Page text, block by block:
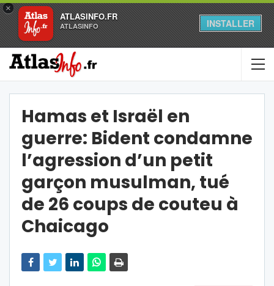
×
ATLASINFO.FR
ATLASINFO INSTALLER
Hamas et Israël en
guerre: Bident condamne
l’agression d’un petit
garçon musulman, tué
de 26 coups de couteu à
Chaicago